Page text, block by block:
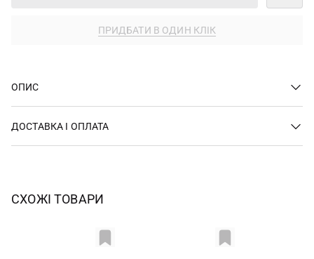
ПРИДБАТИ В ОДИН КЛІК
ОПИС
ДОСТАВКА І ОПЛАТА
СХОЖІ ТОВАРИ